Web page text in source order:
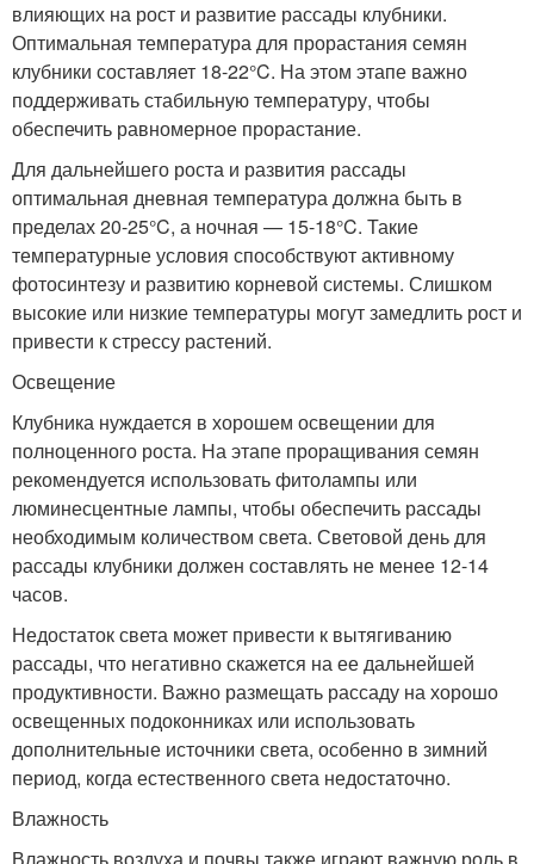
влияющих на рост и развитие рассады клубники.
Оптимальная температура для прорастания семян
клубники составляет 18-22°C. На этом этапе важно
поддерживать стабильную температуру, чтобы
обеспечить равномерное прорастание.
Для дальнейшего роста и развития рассады
оптимальная дневная температура должна быть в
пределах 20-25°C, а ночная — 15-18°C. Такие
температурные условия способствуют активному
фотосинтезу и развитию корневой системы. Слишком
высокие или низкие температуры могут замедлить рост и
привести к стрессу растений.
Освещение
Клубника нуждается в хорошем освещении для
полноценного роста. На этапе проращивания семян
рекомендуется использовать фитолампы или
люминесцентные лампы, чтобы обеспечить рассады
необходимым количеством света. Световой день для
рассады клубники должен составлять не менее 12-14
часов.
Недостаток света может привести к вытягиванию
рассады, что негативно скажется на ее дальнейшей
продуктивности. Важно размещать рассаду на хорошо
освещенных подоконниках или использовать
дополнительные источники света, особенно в зимний
период, когда естественного света недостаточно.
Влажность